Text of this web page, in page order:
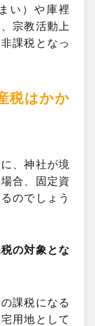
い）や庫裡
宗教活動上
課税となっ
税はかか
、神社が境
合、固定資
のでしょう
の対象とな
課税になる
用地として